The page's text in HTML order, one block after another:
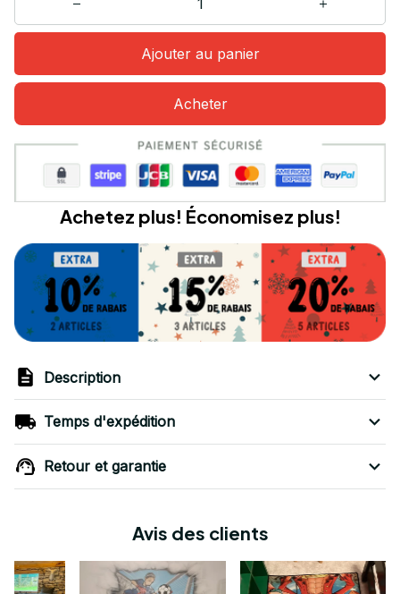
Ajouter au panier
Acheter
Achetez plus! Économisez plus!
Description
Temps d'expédition
Retour et garantie
Avis des clients